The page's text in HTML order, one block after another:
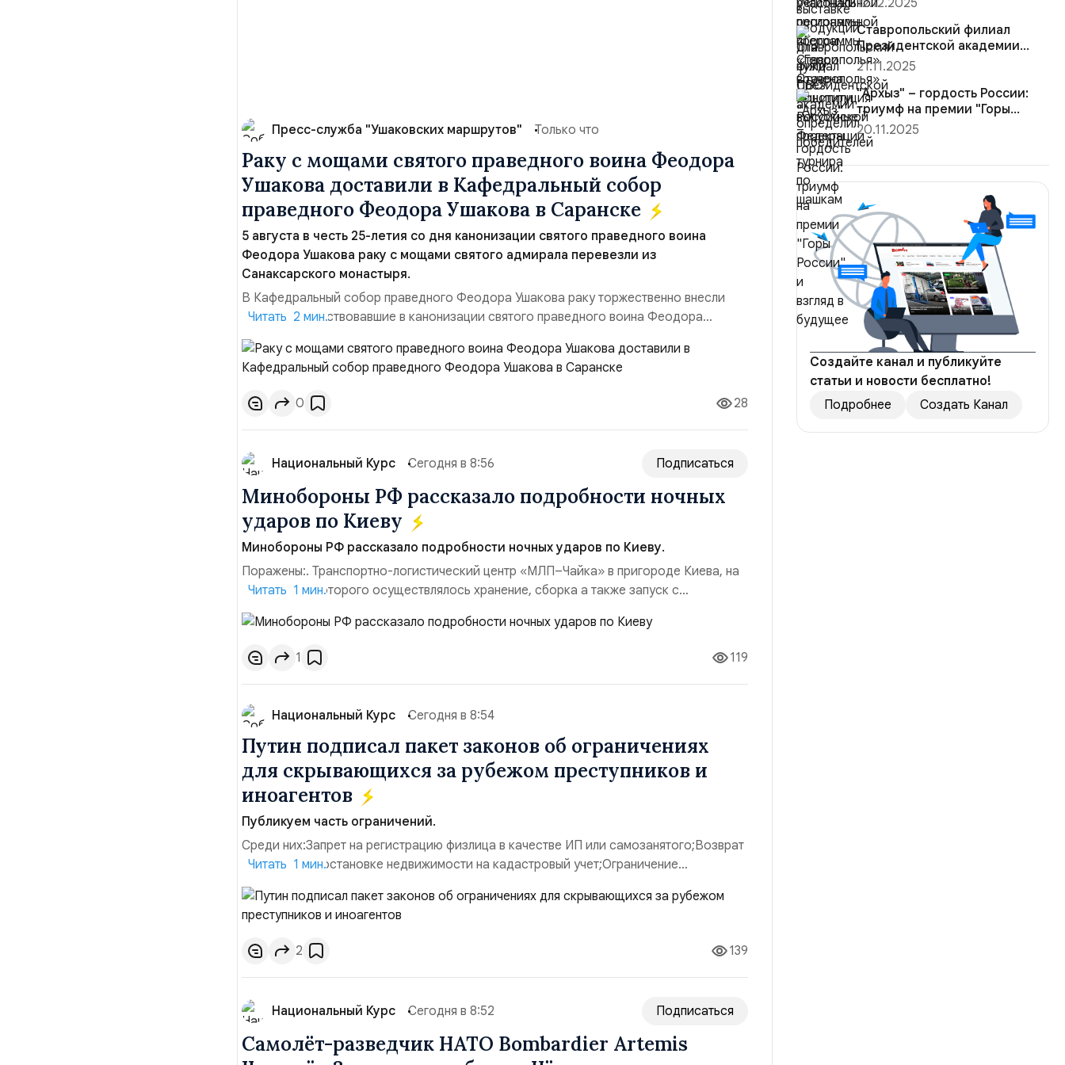
Пресс-служба "Ушаковских маршрутов" Только что
Раку с мощами святого праведного воина Феодора
Ушакова доставили в Кафедральный собор
праведного Феодора Ушакова в Саранске
5 августа в честь 25-летия со дня канонизации святого праведного воина
Феодора Ушакова раку с мощами святого адмирала перевезли из
Санаксарского монастыря.
В Кафедральный собор праведного Феодора Ушакова раку торжественно внесли
адмиралы, участвовавшие в канонизации святого праведного воина Феодора
Ушакова 25 лет назад:Адмирал Владимир Прокофьевич Валуев, командующий
Балтийским флотом ВМФ России (2001–2006 гг.);Адмирал Владимир Петрович
Комоедов, командующий Черноморским флотом ВМФ России (1998–2002 г...
Читать 2 мин.
0 28
Национальный Курс Сегодня в 8:56 Подписаться
Минобороны РФ рассказало подробности ночных
ударов по Киеву
Минобороны РФ рассказало подробности ночных ударов по Киеву.
Поражены:. Транспортно-логистический центр «МЛП–Чайка» в пригороде Киева, на
территории которого осуществлялось хранение, сборка а также запуск с
прилегающего полевого аэродром «Чайка» дальнобойных БПЛА ВСУ; Складские
помещения «Транс-Логистик» в Оболонском районе г. Киев, использовавшиеся для
хранения военного имущества ВСУ; Сортировочны...
Читать 1 мин.
1 119
Национальный Курс Сегодня в 8:54
Путин подписал пакет законов об ограничениях
для скрывающихся за рубежом преступников и
иноагентов
Публикуем часть ограничений.
Среди них:Запрет на регистрацию физлица в качестве ИП или самозанятого;Возврат
заявления о постановке недвижимости на кадастровый учет;Ограничение
водительских прав;Запрет регистрации транспортных средств и на заключение
сделок по доверенности;Отказ в заключении кредитного договора, предоставлении
государственных и муниципальных услуг онл...
Читать 1 мин.
2 139
Национальный Курс Сегодня в 8:52 Подписаться
Самолёт-разведчик НАТО Bombardier Artemis
Конституция Ро...
12.12.2025
Ставропольский филиал
Президентской академии
определил победителей
турнира ...
21.11.2025
"Архыз" – гордость России:
триумф на премии "Горы
России"...
20.11.2025
Создайте канал и публикуйте
статьи и новости бесплатно!
Подробнее
Создать Канал